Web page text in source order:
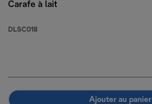
Carafe à lait
DLSC018
Ajouter au panier